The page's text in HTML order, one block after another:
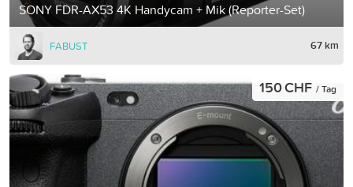
SONY FDR-AX53 4K Handycam + Mik (Reporter-Set)
FABUST 67 km
150 CHF / Tag